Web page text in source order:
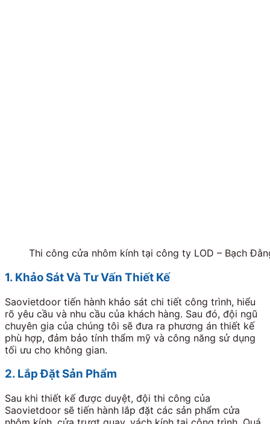
Thi công cửa nhôm kính tại công ty LOD – Bạch
1. Khảo Sát Và Tư Vấn Thiết Kế
Saovietdoor tiến hành khảo sát chi tiết công trình, hiểu
rõ yêu cầu và nhu cầu của khách hàng. Sau đó, đội ngũ
chuyên gia của chúng tôi sẽ đưa ra phương án thiết kế
phù hợp, đảm bảo tính thẩm mỹ và công năng sử dụng
tối ưu cho không gian.
2. Lắp Đặt Sản Phẩm
Sau khi thiết kế được duyệt, đội thi công của
Saovietdoor sẽ tiến hành lắp đặt các sản phẩm cửa